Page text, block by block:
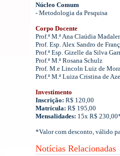
Núcleo Comum
- Metodologia da Pesquisa
Corpo Docente
Prof.ª M.ª Ana Claúdia
Prof. Esp. Alex Sandro de
Prof.ª Esp. Gizelle da Silva
Prof.ª M.ªRosana Schulz
Prof. M.e Lincoln Luiz de
Prof.ª M.ª Luiza Cristina de
Investimento
Inscrição: R$ 120,00
Matrícula: R$ 195,00
Mensalidades: 15x R$
*Valor com desconto, válido
Notícias Relacionadas